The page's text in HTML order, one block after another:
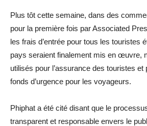
Plus tôt cette semaine, dans des
pour la première fois par Associated
les frais d’entrée pour tous les touristes
pays seraient finalement mis en œuvre,
utilisés pour l’assurance des touristes et
fonds d’urgence pour les voyageurs.
Phiphat a été cité disant que le
transparent et responsable envers le